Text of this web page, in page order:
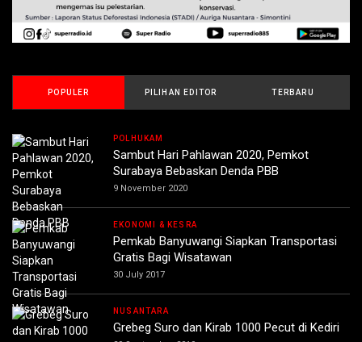
POPULER PILIHAN EDITOR TERBARU
POLHUKAM
Sambut Hari Pahlawan 2020, Pemkot
Surabaya Bebaskan Denda PBB
9 November 2020
EKONOMI & KESRA
Pemkab Banyuwangi Siapkan Transportasi
Gratis Bagi Wisatawan
30 July 2017
NUSANTARA
Grebeg Suro dan Kirab 1000 Pecut di Kediri